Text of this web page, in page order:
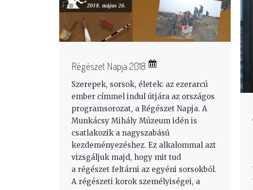
Régészet Napja 2018
Szerepek, sorsok, életek: az ezerarcú
ember címmel indul útjára az országos
programsorozat, a Régészet Napja. A
Munkácsy Mihály Múzeum idén is
csatlakozik a nagyszabású
kezdeményezéshez. Ez alkalommal azt
vizsgáljuk majd, hogy mit tud
a régészet feltárni az egyéni sorsokból.
A régészeti korok személyiségei, a